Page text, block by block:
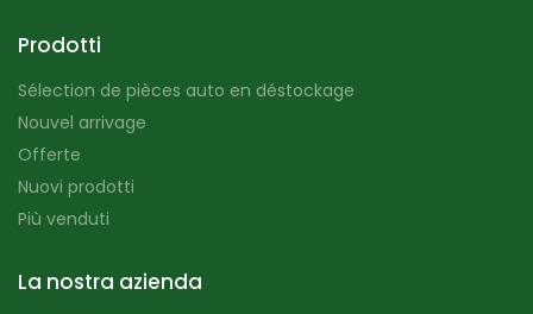
Prodotti
Sélection de pièces auto en déstockage
Nouvel arrivage
Offerte
Nuovi prodotti
Più venduti
La nostra azienda